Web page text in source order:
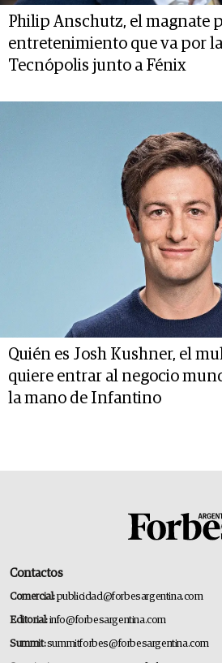
Philip Anschutz, el magnate
entretenimiento que va por
Tecnópolis junto a Fénix
Quién es Josh Kushner, el
quiere entrar al negocio
la mano de Infantino
Contactos
Comercial:publicidad@forbesargentina.com
Editorial:info@forbesargentina.com
Summit:summitforbes@forbesargentina.com